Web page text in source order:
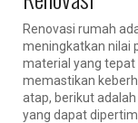
Renovasi rumah
meningkatkan nilai
material yang tepat
memastikan
atap, berikut
yang dapat